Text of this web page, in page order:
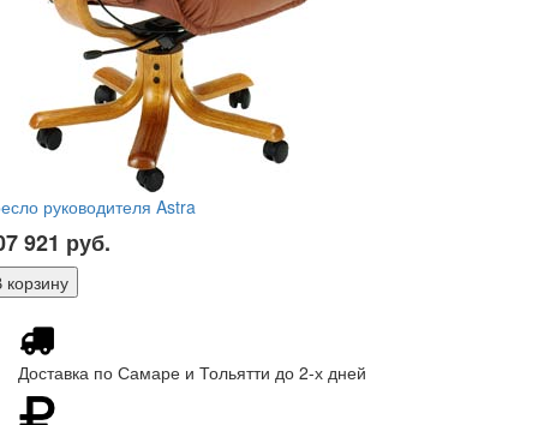
руководителя Astra
921 руб.
Доставка по Самаре и Тольятти до 2-х дней